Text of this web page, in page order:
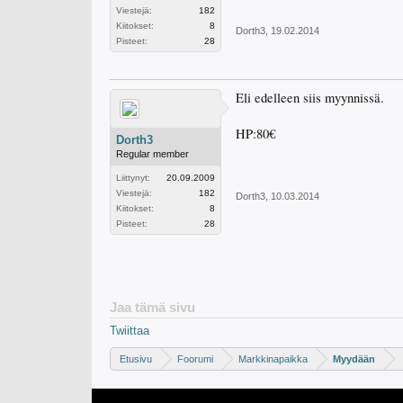
Viestejä:
182
Kiitokset:
8
Pisteet:
28
Dorth3 19.02.2014
Dorth3
Regular member
Liittynyt:
20.09.2009
Viestejä:
182
Kiitokset:
8
Pisteet:
28
Eli edelleen siis myynnissä.
HP:80€
Dorth3 10.03.2014
Jaa tämä sivu
Twiittaa
Etusivu Foorumi Markkinapaikka Myydään